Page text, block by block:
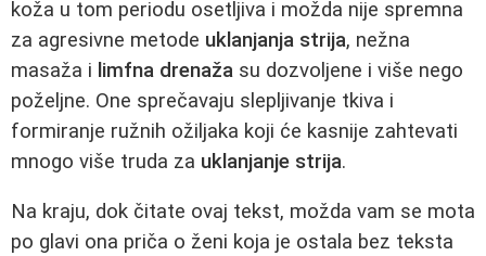
koža u tom periodu osetljiva i možda nije spremna
za agresivne metode uklanjanja strija, nežna
masaža i limfna drenaža su dozvoljene i više nego
poželjne. One sprečavaju slepljivanje tkiva i
formiranje ružnih ožiljaka koji će kasnije zahtevati
mnogo više truda za uklanjanje strija.
Na kraju, dok čitate ovaj tekst, možda vam se mota
po glavi ona priča o ženi koja je ostala bez teksta